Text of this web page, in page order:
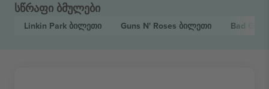
სწრაფი ბმულები
Linkin Park ბილეთი Guns N' Roses ბილეთი Bad